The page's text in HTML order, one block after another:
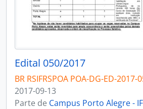
Edital 050/2017
BR RSIFRSPOA POA-DG-ED-2017-
2017-09-13
Parte de Campus Porto Alegre -